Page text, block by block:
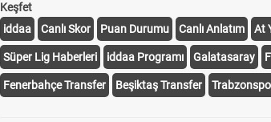
Keşfet
iddaa
Canlı Skor Puan Durumu Canlı Anlatım At
Süper Lig Haberleri iddaa Programı Galatasaray
Fenerbahçe Transfer Beşiktaş Transfer